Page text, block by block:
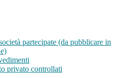
partecipate (da pubblicare in
privato controllati